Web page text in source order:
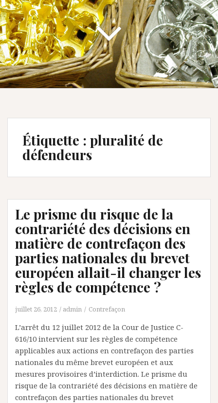
Étiquette : pluralité de
défendeurs
Le prisme du risque de la
contrariété des décisions en
matière de contrefaçon des
parties nationales du brevet
européen allait-il changer les
règles de compétence ?
juillet 26, 2012 admin Contrefaçon
L’arrêt du 12 juillet 2012 de la Cour de Justice C-
616/10 intervient sur les règles de compétence
applicables aux actions en contrefaçon des parties
nationales du même brevet européen et aux
mesures provisoires d’interdiction. Le prisme du
risque de la contrariété des décisions en matière de
contrefaçon des parties nationales du brevet